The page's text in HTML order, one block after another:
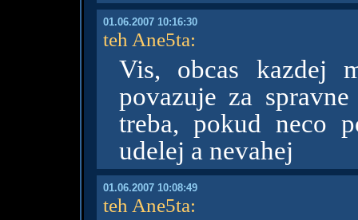
01.06.2007 10:16:30
teh Ane5ta:
Vis, obcas kazdej
povazuje za
treba, pokud neco
udelej a nevahej
01.06.2007 10:08:49
teh Ane5ta: